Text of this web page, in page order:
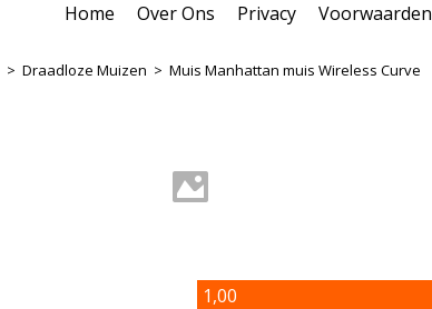
Home Over Ons Privacy Voorwaarden
> Draadloze Muizen > Muis Manhattan muis Wireless Curve
1,00